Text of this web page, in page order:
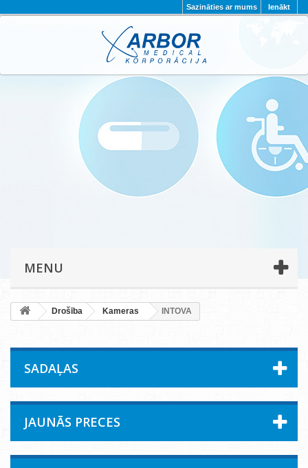
Ienākt
Sazināties ar mums
PAR MUMS PROJEKTI
KONTAKTI
PRIVĀTUMA POLITIKA
MENU
Drošība Kameras INTOVA
SADAĻAS
JAUNĀS PRECES